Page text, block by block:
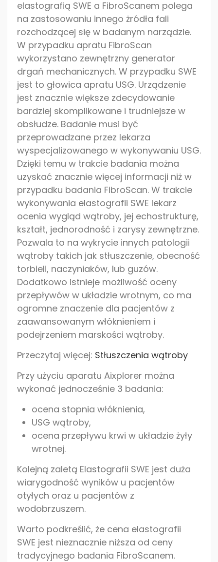
elastografią SWE a FibroScanem polega
na zastosowaniu innego żródła fali
rozchodzącej się w badanym narządzie.
W przypadku apratu FibroScan
wykorzystano zewnętrzny generator
drgań mechanicznych. W przypadku SWE
jest to głowica apratu USG. Urządzenie
jest znacznie większe zdecydowanie
bardziej skomplikowane i trudniejsze w
obsłudze. Badanie musi być
przeprowadzane przez lekarza
wyspecjalizowanego w wykonywaniu USG.
Dzięki temu w trakcie badania można
uzyskać znacznie więcej informacji niż w
przypadku badania FibroScan. W trakcie
wykonywania elastografii SWE lekarz
ocenia wygląd wątroby, jej echostrukturę,
kształt, jednorodność i zarysy zewnętrzne.
Pozwala to na wykrycie innych patologii
wątroby takich jak stłuszczenie, obecność
torbieli, naczyniaków, lub guzów.
Dodatkowo istnieje możliwość oceny
przepływów w układzie wrotnym, co ma
ogromne znaczenie dla pacjentów z
zaawansowanym włóknieniem i
podejrzeniem marskości wątroby.
Przeczytaj więcej: Stłuszczenia wątroby
Przy użyciu aparatu Aixplorer można
wykonać jednocześnie 3 badania:
ocena stopnia włóknienia,
USG wątroby,
ocena przepływu krwi w układzie żyły
wrotnej.
Kolejną zaletą Elastografii SWE jest duża
wiarygodność wyników u pacjentów
otyłych oraz u pacjentów z
wodobrzuszem.
Warto podkreślić, że cena elastografii
SWE jest nieznacznie niższa od ceny
tradycyjnego badania FibroScanem.